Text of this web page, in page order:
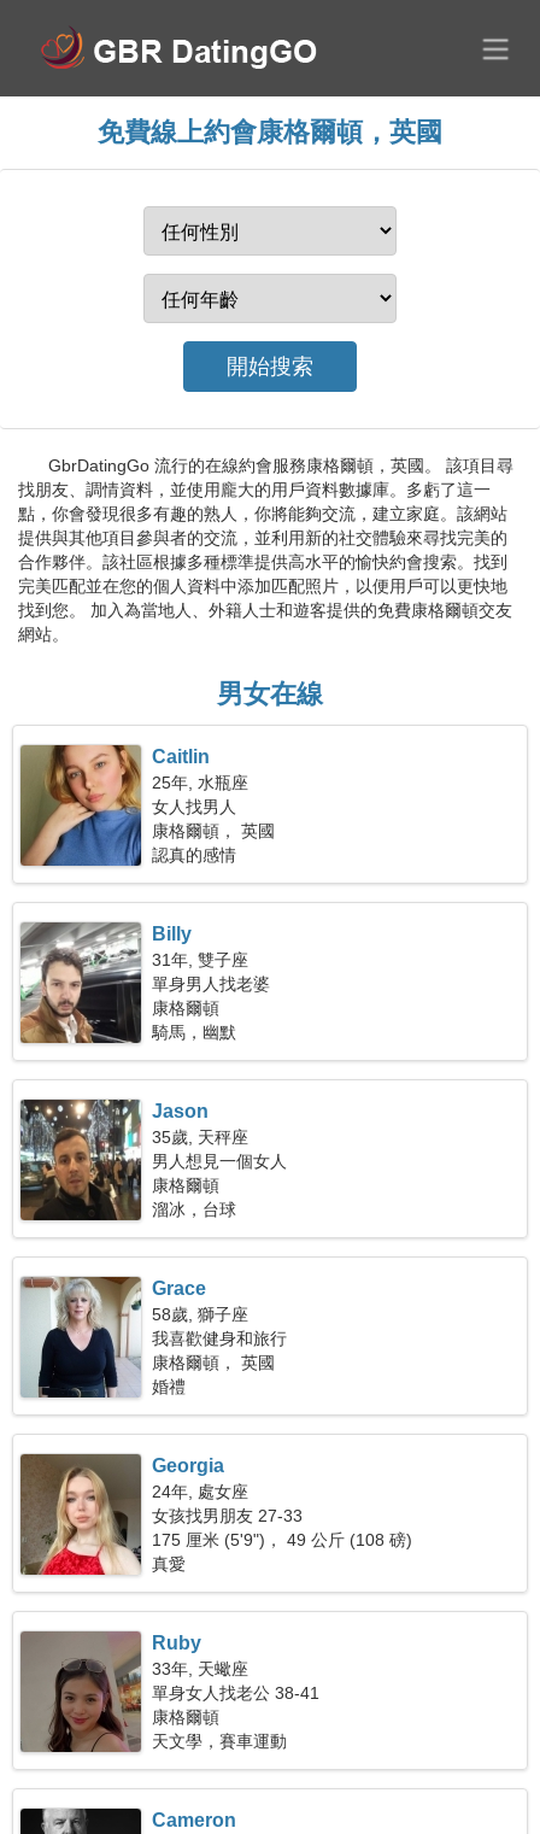
免費線上約會康格爾頓，英國
GbrDatingGo 流行的在線約會服務康格爾頓，英國。 該項目尋
找朋友、調情資料，並使用龐大的用戶資料數據庫。多虧了這一
點，你會發現很多有趣的熟人，你將能夠交流，建立家庭。該網站
提供與其他項目參與者的交流，並利用新的社交體驗來尋找完美的
合作夥伴。該社區根據多種標準提供高水平的愉快約會搜索。找到
完美匹配並在您的個人資料中添加匹配照片，以便用戶可以更快地
找到您。 加入為當地人、外籍人士和遊客提供的免費康格爾頓交友
網站。
男女在線
Caitlin
25年, 水瓶座
女人找男人
康格爾頓， 英國
認真的感情
Billy
31年, 雙子座
單身男人找老婆
康格爾頓
騎馬，幽默
Jason
35歲, 天秤座
男人想見一個女人
康格爾頓
溜冰，台球
Grace
58歲, 獅子座
我喜歡健身和旅行
康格爾頓， 英國
婚禮
Georgia
24年, 處女座
女孩找男朋友 27-33
175 厘米 (5'9")， 49 公斤 (108 磅)
真愛
Ruby
33年, 天蠍座
單身女人找老公 38-41
康格爾頓
天文學，賽車運動
Cameron